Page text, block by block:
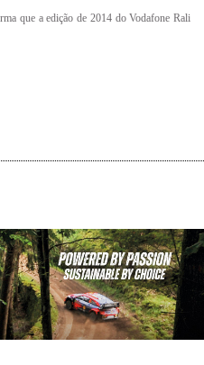
que a edição de 2014 do Vodafone Rali